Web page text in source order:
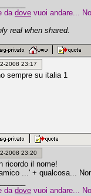
da dove vuoi andare...
real when shared.
2008 23:17
sempre su italia 1
2008 23:20
ricordo il nome!
...' + qualcosa...
da dove vuoi andare...